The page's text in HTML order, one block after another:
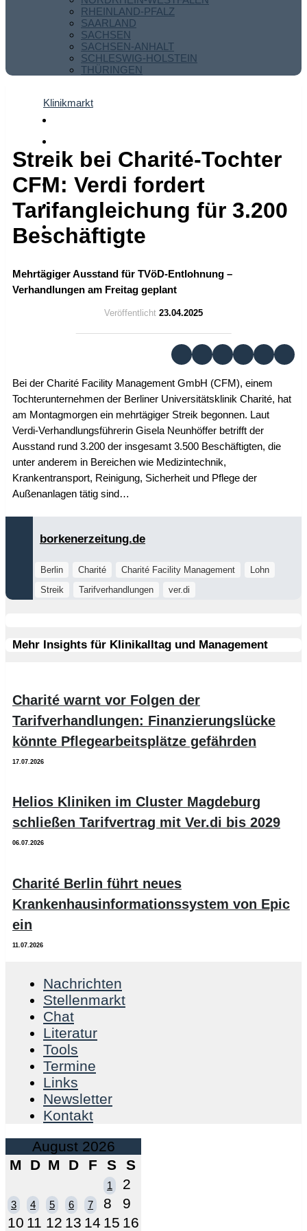
RHEINLAND-PFALZ
SAARLAND
SACHSEN
SACHSEN-ANHALT
SCHLESWIG-HOLSTEIN
THÜRINGEN
Klinikmarkt
Streik bei Charité-Tochter
CFM: Verdi fordert
Tarifangleichung für 3.200
Beschäftigte
Mehrtägiger Ausstand für TVöD-Entlohnung –
Verhandlungen am Freitag geplant
Veröffentlicht 23.04.2025
Bei der Charité Facility Management GmbH (CFM), einem
Tochterunternehmen der Berliner Universitätsklinik Charité, hat
am Montagmorgen ein mehrtägiger Streik begonnen. Laut
Verdi-Verhandlungsführerin Gisela Neunhöffer betrifft der
Ausstand rund 3.200 der insgesamt 3.500 Beschäftigten, die
unter anderem in Bereichen wie Medizintechnik,
Krankentransport, Reinigung, Sicherheit und Pflege der
Außenanlagen tätig sind…
borkenerzeitung.de
Berlin Charité Charité Facility Management
Lohn
Streik
Tarifverhandlungen ver.di
Mehr Insights für Klinikalltag und Management
Charité warnt vor Folgen der
Tarifverhandlungen: Finanzierungslücke
könnte Pflegearbeitsplätze gefährden
17.07.2026
Helios Kliniken im Cluster Magdeburg
schließen Tarifvertrag mit Ver.di bis 2029
06.07.2026
Charité Berlin führt neues
Krankenhausinformationssystem von Epic
ein
11.07.2026
Nachrichten
Stellenmarkt
Chat
Literatur
Tools
Termine
Links
Newsletter
Kontakt
August 2026
M
D M D F S S
1 2
3 4 5 6 7 8
9
10 11 12 13 14 15 16